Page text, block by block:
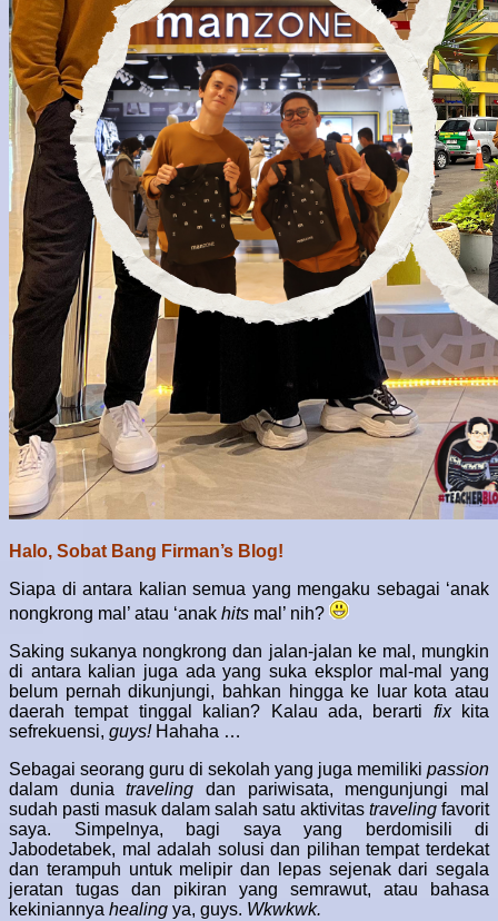
Halo, Sobat Bang Firman’s Blog!
Siapa di antara kalian semua yang mengaku sebagai ‘anak
nongkrong mal’ atau ‘anak hits mal’ nih?
Saking sukanya nongkrong dan jalan-jalan ke mal, mungkin
di antara kalian juga ada yang suka eksplor mal-mal yang
belum pernah dikunjungi, bahkan hingga ke luar kota atau
daerah tempat tinggal kalian? Kalau ada, berarti fixkita
sefrekuensi, guys!Hahaha …
Sebagai seorang guru di sekolah yang juga memiliki passion
dalam duniatravelingdan pariwisata, mengunjungi mal
sudah pasti masuk dalam salah satu aktivitas traveling favorit
saya. Simpelnya, bagi saya yang berdomisili di
Jabodetabek, mal adalah solusi dan pilihan tempat terdekat
dan terampuh untuk melipir dan lepas sejenak dari segala
jeratan tugas dan pikiran yang semrawut, atau bahasa
kekiniannya healing ya, guys. Wkwkwk.